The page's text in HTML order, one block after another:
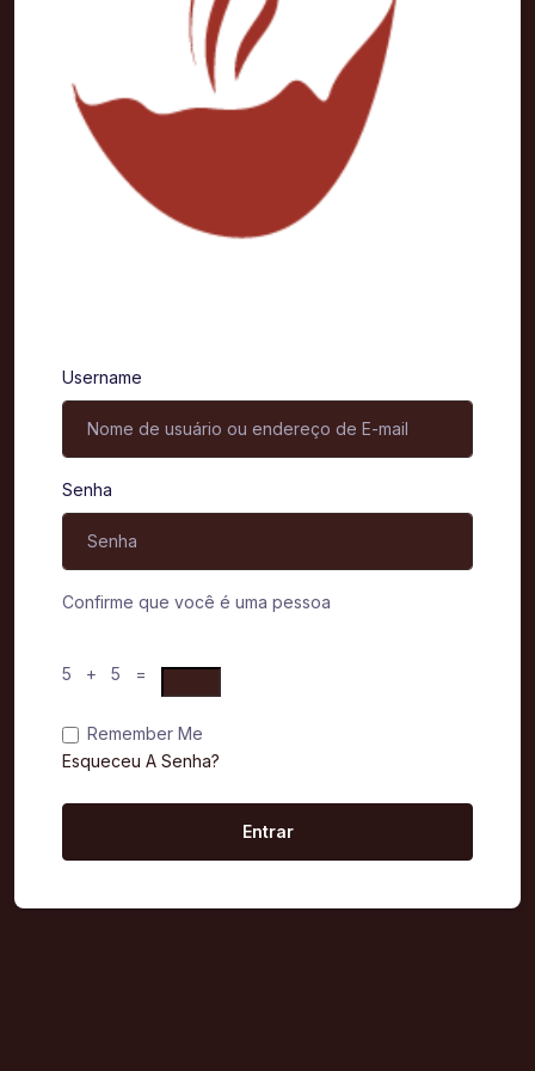
Username
Senha
Confirme que você é uma pessoa
5 + 5 =
Remember Me
Esqueceu A Senha?
Entrar